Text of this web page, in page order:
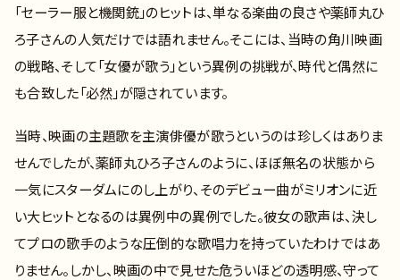
「セーラー服と機関銃」のヒットは、単なる楽曲の良さや薬師丸ひ
ろ子さんの人気だけでは語れません。そこには、当時の角川映画
の戦略、そして「女優が歌う」という異例の挑戦が、時代と偶然に
も合致した「必然」が隠されています。
当時、映画の主題歌を主演俳優が歌うというのは珍しくはありま
せんでしたが、薬師丸ひろ子さんのように、ほぼ無名の状態から
一気にスターダムにのし上がり、そのデビュー曲がミリオンに近
い大ヒットとなるのは異例中の異例でした。彼女の歌声は、決し
てプロの歌手のような圧倒的な歌唱力を持っていたわけではあ
りません。しかし、映画の中で見せた危ういほどの透明感、守って